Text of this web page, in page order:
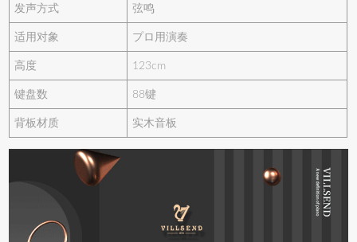
发声方式 弦鸣
适用对象 プロ用演奏
高度 123cm
键盘数 88键
背板材质 实木音板